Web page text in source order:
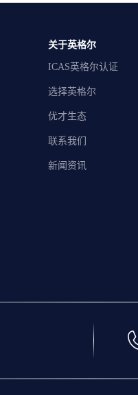
关于英格尔
ICAS英格尔认证
选择英格尔
优才生态
联系我们
新闻资讯